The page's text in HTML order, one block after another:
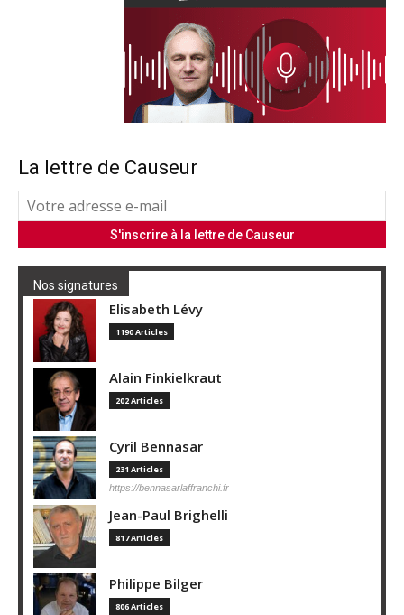
La lettre de Causeur
Nos signatures
Elisabeth Lévy
1190 Articles
Alain Finkielkraut
202 Articles
Cyril Bennasar
231 Articles
https://bennasarlaffranchi.fr
Jean-Paul Brighelli
817 Articles
Philippe Bilger
806 Articles